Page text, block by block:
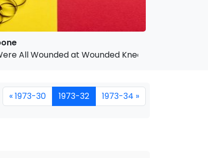
All Wounded at Wounded Knee
« 1973-30 1973-32 1973-34 »